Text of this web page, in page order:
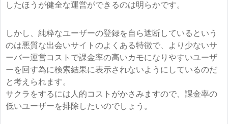
したほうが健全な運営ができるのは明らかです。
しかし、純粋なユーザーの登録を自ら遮断しているという
のは悪質な出会いサイトのよくある特徴で、より少ないサ
ーバー運営コストで課金率の高いカモになりやすいユーザ
ーを回す為に検索結果に表示されないようにしているのだ
と考えられます。
サクラをするには人的コストがかさみますので、課金率の
低いユーザーを排除したいのでしょう。